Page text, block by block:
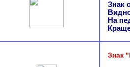
Знак
На
Знак